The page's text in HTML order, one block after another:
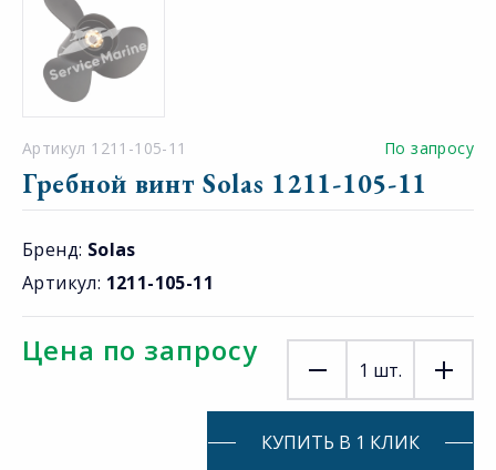
Артикул 1211-105-11 По запросу
Гребной винт Solas 1211-105-11
Бренд: Solas
Артикул: 1211-105-11
Цена по запросу
1 шт.
КУПИТЬ В 1 КЛИК